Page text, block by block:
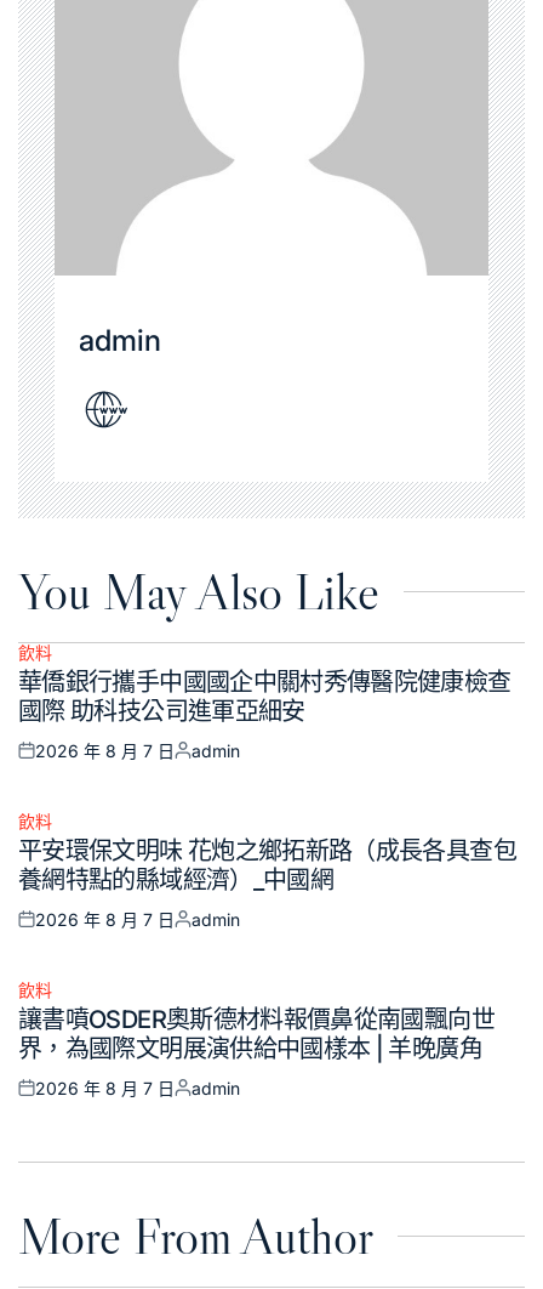
admin
You May Also Like
Posted
in
飲料
華僑銀行攜手中國國企中關村秀傳醫院健康檢查
國際 助科技公司進軍亞細安
Posted
2026 年 8 月 7 日
Posted
admin
Posted
in
飲料
平安環保文明味 花炮之鄉拓新路（成長各具查包
養網特點的縣域經濟）_中國網
Posted
2026 年 8 月 7 日
Posted
admin
Posted
in
飲料
讓書噴OSDER奧斯德材料報價鼻從南國飄向世
界，為國際文明展演供給中國樣本 | 羊晚廣角
Posted
2026 年 8 月 7 日
Posted
admin
More From Author